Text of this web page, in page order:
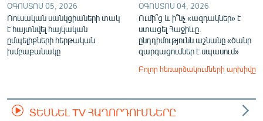
ՕԳՈՍՏՈՍ 05, 2026
Ռուսական սանկցիաների տակ
է հայտնվել հայկական
ըմպելիքների հերթական
խմբաքանակը
ՕԳՈՍՏՈՍ 04, 2026
Ումի՞ց և ի՞նչ «ազդակներ» է
ստացել Հաջիևը.
ընդդիմությունն աշնանը «ծանր
զարգացումներ է սպասում»
Բոլոր հեռարձակումների արխիվը
ՏԵՍՆԵԼ TV ՀԱՂՈՐԴՈՒՄՆԵՐԸ